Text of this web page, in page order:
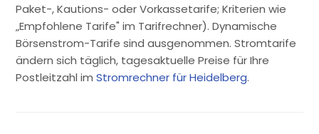
Paket-, Kautions- oder Vorkassetarife; Kriterien wie
„Empfohlene Tarife" im Tarifrechner). Dynamische
Börsenstrom-Tarife sind ausgenommen. Stromtarife
ändern sich täglich, tagesaktuelle Preise für Ihre
Postleitzahl imStromrechner für Heidelberg.